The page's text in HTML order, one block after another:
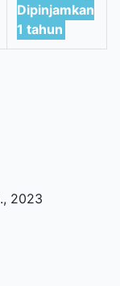
Dipinjamkan
1 tahun
., 2023